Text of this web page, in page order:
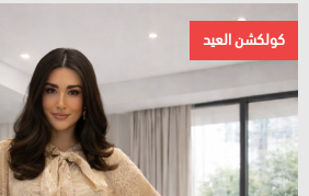
كولكشن العيد